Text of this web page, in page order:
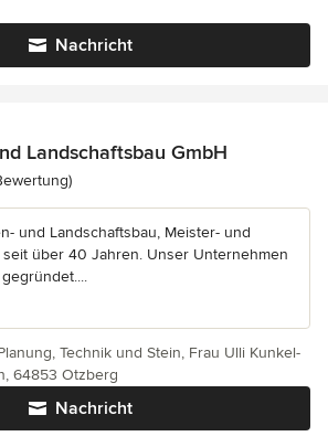
Nachricht
Landschaftsbau GmbH
4 von 5 Sternen
und Landschaftsbau, Meister- und
über 40 Jahren. Unser Unternehmen
Nachricht
Technik und Stein, Frau Ulli Kunkel-
64853 Otzberg